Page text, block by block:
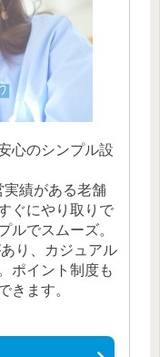
心のシンプル設
実績がある老舗
ぐにやり取りで
ルでスムーズ。
り、カジュアル
ポイント制度も
きます。